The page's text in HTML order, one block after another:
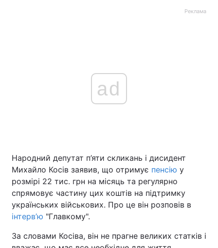
Реклама
ad
Народний депутат п’яти скликань і дисидент
Михайло Косів заявив, що отримує пенсію у
розмірі 22 тис. грн на місяць та регулярно
спрямовує частину цих коштів на підтримку
українських військових. Про це він розповів в
інтерв’ю "Главкому".
За словами Косіва, він не прагне великих статків і